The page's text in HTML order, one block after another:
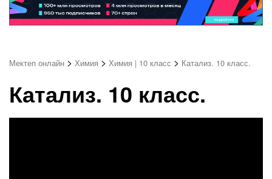
Мектеп онлайн > Химия > Химия | 10 класс > Катализ. 10 класс.
Катализ. 10 класс.